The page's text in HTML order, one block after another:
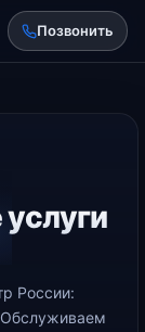
Позвонить
России:
Обслуживаем